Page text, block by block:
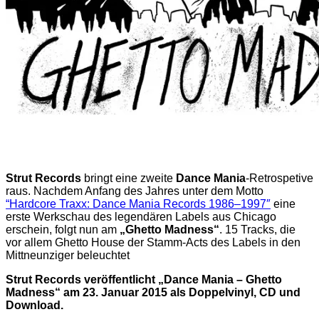
Strut Records bringt eine zweite Dance Mania-Retrospetive
raus. Nachdem Anfang des Jahres unter dem Motto
“Hardcore Traxx: Dance Mania Records 1986–1997″ eine
erste Werkschau des legendären Labels aus Chicago
erschein, folgt nun am „Ghetto Madness“. 15 Tracks, die
vor allem Ghetto House der Stamm-Acts des Labels in den
Mittneunziger beleuchtet
Strut Records veröffentlicht „Dance Mania – Ghetto
Madness“ am 23. Januar 2015 als Doppelvinyl, CD und
Download.